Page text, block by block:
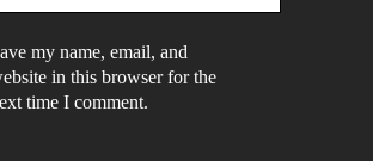
my name, email, and
in this browser for the
time I comment.